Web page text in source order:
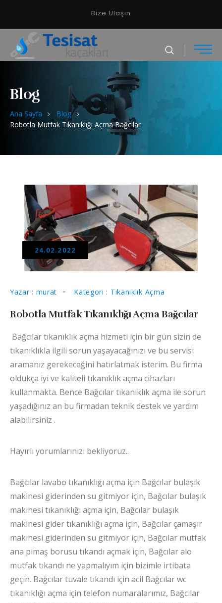
Bize Ulaşın
Blog
Ana Sayfa
Blog
Robotla Mutfak Tıkanıklığı Açma Bağcılar
24.02.2022
Yazar : murat Kategori : Tıkanıklık Açma
Robotla Mutfak Tıkanıklığı Açma Bağcılar
Bağcılar tıkanıklık açma hizmeti için bir gün sizin de
tıkanıklıkla ilgili sorun yaşayacağınızı ve bu servisi
aramanız gerekeceğini hatırlatmak isterim. Bu firma
oldukça iyi ve kaliteli tıkanıklık açma cihazları
kullanmakta. Bence Bağcılar tıkanıklık açma ile sorun
yaşadığınız an bu firmadan teknik destek ve yardım
alabilirsiniz .
Hayırlı yorumlarınızı bekliyoruz..
Bağcılar lavabo tıkanıklığı açma için Bağcılar bulaşık
makinesi giderinden su gitmiyor için, Bağcılar bulaşık
makinesi tıkanıklığı açma için, Bağcılar bulaşık
makinesi gider tıkanıklığı açma için, Bağcılar çamaşır
makinesi giderinden su gitmiyor için, Bağcılar mutfak
ana pimaş borusu tıkandı açmak için, Bağcılar alo
mutfak tıkandı ne yapmalıyım için bizimle irtibata
geçin. Bağcılar tuvale tıkandı için acil Bağcılar wc
tıkanıklığı açma için telefon numaralarımız, Bağcılar